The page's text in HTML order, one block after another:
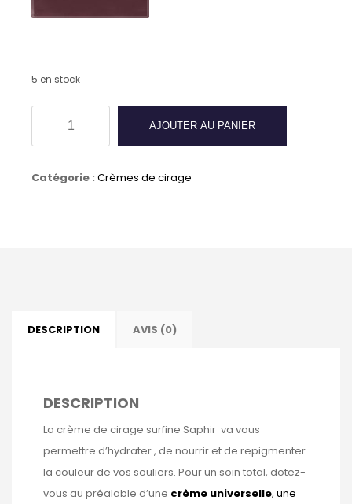
5 en stock
de
AJOUTER AU PANIER
Catégorie : Crèmes de cirage
DESCRIPTION AVIS (0)
DESCRIPTION
La crème de cirage surfine Saphir va vous
permettre d’hydrater , de nourrir et de repigmenter
la couleur de vos souliers. Pour un soin total, dotez-
vous au préalable d’une crème universelle, une